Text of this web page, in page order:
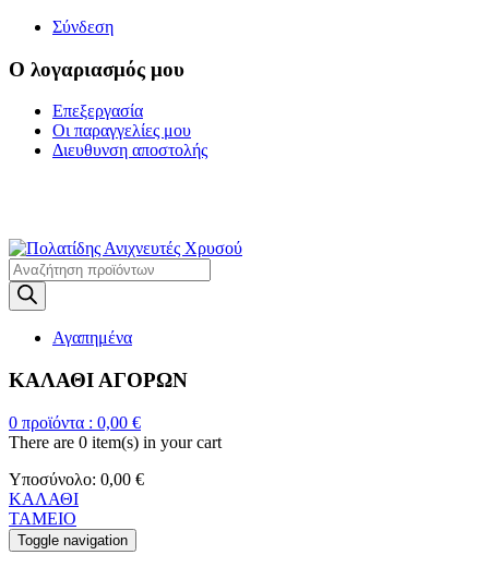
Σύνδεση
Ο λογαριασμός μου
Επεξεργασία
Οι παραγγελίες μου
Διευθυνση αποστολής
Products
search
Αγαπημένα
ΚΑΛΑΘΙ ΑΓΟΡΩΝ
0 προϊόντα : 0,00 €
There are 0 item(s) in your cart
Υποσύνολο: 0,00 €
ΚΑΛΑΘΙ
ΤΑΜΕΙΟ
Toggle navigation